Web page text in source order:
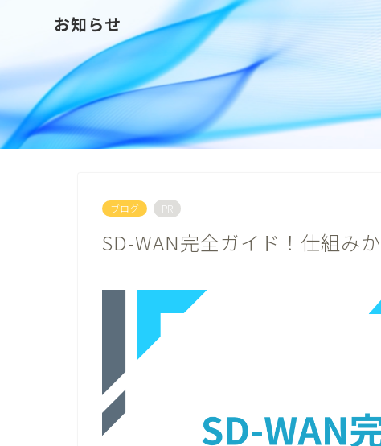
お知らせ
ブログ PR
SD-WAN完全ガイド！仕組み